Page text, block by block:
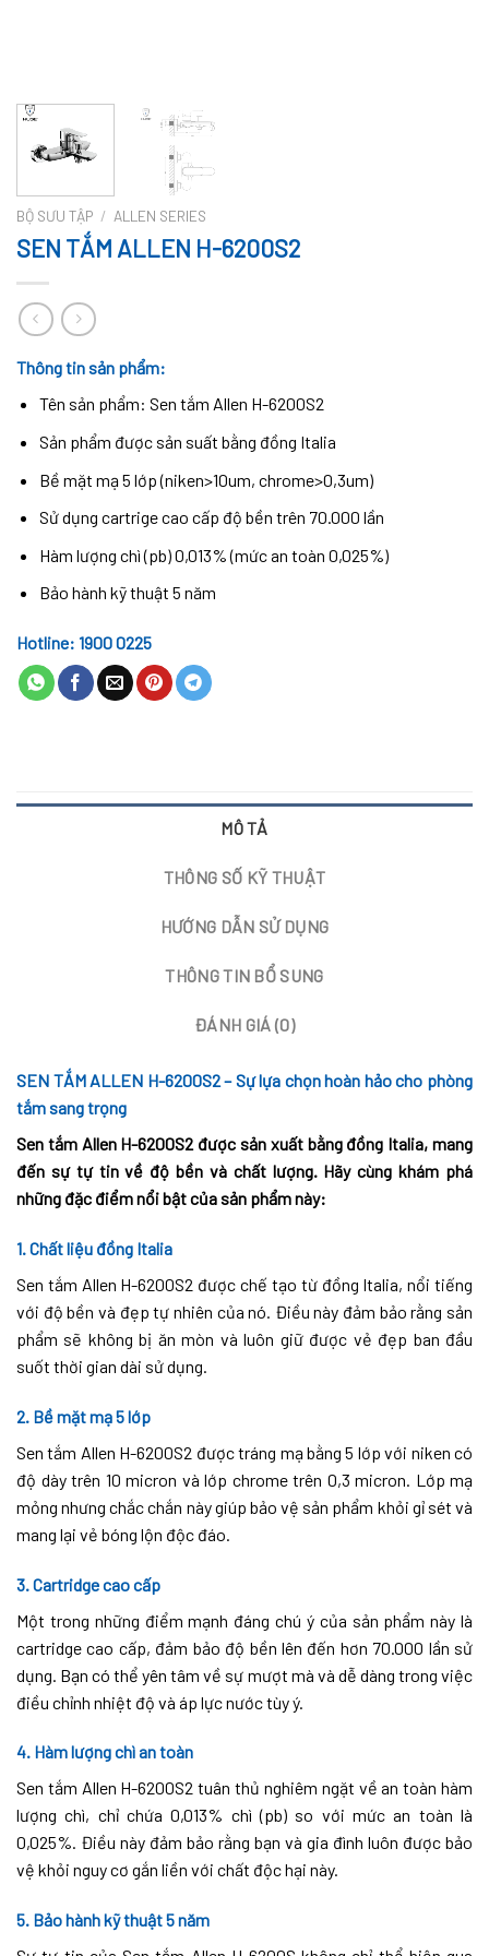
BỘ SƯU TẬP / ALLEN SERIES
SEN TẮM ALLEN H-6200S2
Thông tin sản phẩm:
Tên sản phẩm: Sen tắm Allen H-6200S2
Sản phẩm được sản suất bằng đồng Italia
Bề mặt mạ 5 lớp (niken>10um, chrome>0,3um)
Sử dụng cartrige cao cấp độ bền trên 70.000 lần
Hàm lượng chì (pb) 0,013% (mức an toàn 0,025%)
Bảo hành kỹ thuật 5 năm
Hotline: 1900 0225
MÔ TẢ
THÔNG SỐ KỸ THUẬT
HƯỚNG DẪN SỬ DỤNG
THÔNG TIN BỔ SUNG
ĐÁNH GIÁ (0)
SEN TẮM ALLEN H-6200S2 – Sự lựa chọn hoàn hảo cho phòng
tắm sang trọng
Sen tắm Allen H-6200S2 được sản xuất bằng đồng Italia, mang
đến sự tự tin về độ bền và chất lượng. Hãy cùng khám phá
những đặc điểm nổi bật của sản phẩm này:
1. Chất liệu đồng Italia
Sen tắm Allen H-6200S2 được chế tạo từ đồng Italia, nổi tiếng
với độ bền và đẹp tự nhiên của nó. Điều này đảm bảo rằng sản
phẩm sẽ không bị ăn mòn và luôn giữ được vẻ đẹp ban đầu
suốt thời gian dài sử dụng.
2. Bề mặt mạ 5 lớp
Sen tắm Allen H-6200S2 được tráng mạ bằng 5 lớp với niken có
độ dày trên 10 micron và lớp chrome trên 0,3 micron. Lớp mạ
mỏng nhưng chắc chắn này giúp bảo vệ sản phẩm khỏi gỉ sét và
mang lại vẻ bóng lộn độc đáo.
3. Cartridge cao cấp
Một trong những điểm mạnh đáng chú ý của sản phẩm này là
cartridge cao cấp, đảm bảo độ bền lên đến hơn 70.000 lần sử
dụng. Bạn có thể yên tâm về sự mượt mà và dễ dàng trong việc
điều chỉnh nhiệt độ và áp lực nước tùy ý.
4. Hàm lượng chì an toàn
Sen tắm Allen H-6200S2 tuân thủ nghiêm ngặt về an toàn hàm
lượng chì, chỉ chứa 0,013% chì (pb) so với mức an toàn là
0,025%. Điều này đảm bảo rằng bạn và gia đình luôn được bảo
vệ khỏi nguy cơ gắn liền với chất độc hại này.
5. Bảo hành kỹ thuật 5 năm